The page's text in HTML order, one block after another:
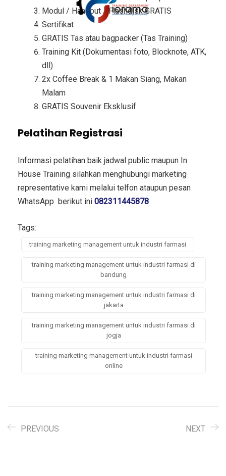
Modul / Handout / Flashdisk GRATIS
Sertifikat
GRATIS Tas atau bagpacker (Tas Training)
Training Kit (Dokumentasi foto, Blocknote, ATK,
dll)
2x Coffee Break & 1 Makan Siang, Makan
Malam
GRATIS Souvenir Eksklusif
Pelatihan Registrasi
Informasi pelatihan baik jadwal public maupun In
House Training silahkan menghubungi marketing
representative kami melalui telfon ataupun pesan
WhatsApp berikut ini 082311445878
Tags:
training marketing management untuk industri farmasi
training marketing management untuk industri farmasi di
bandung
training marketing management untuk industri farmasi di
jakarta
training marketing management untuk industri farmasi di
jogja
training marketing management untuk industri farmasi
online
PREVIOUS NEXT